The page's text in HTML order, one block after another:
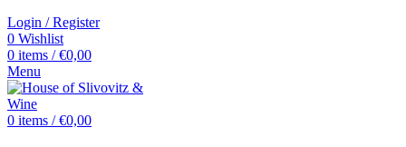
Login / Register
0 Wishlist
0 items / €0,00
Menu
0 items / €0,00